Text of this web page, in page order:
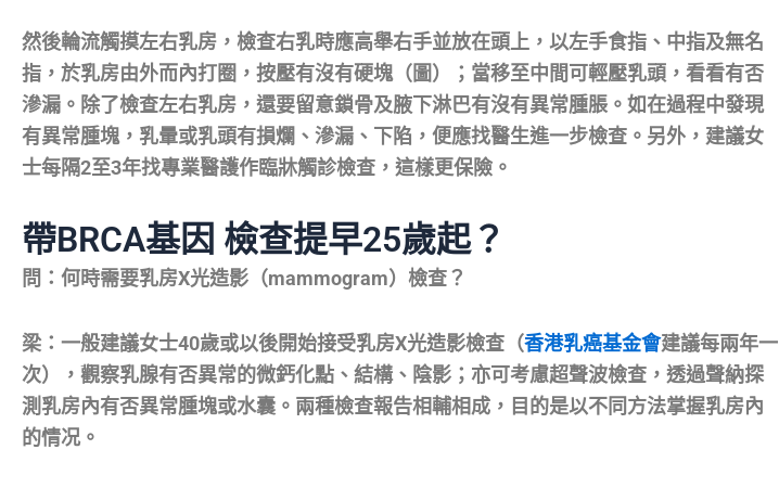
然後輪流觸摸左右乳房，檢查右乳時應高舉右手並放在頭上，以左手食指、中指及無名
指，於乳房由外而內打圈，按壓有沒有硬塊（圖）；當移至中間可輕壓乳頭，看看有否
滲漏。除了檢查左右乳房，還要留意鎖骨及腋下淋巴有沒有異常腫脹。如在過程中發現
有異常腫塊，乳暈或乳頭有損爛、滲漏、下陷，便應找醫生進一步檢查。另外，建議女
士每隔2至3年找專業醫護作臨牀觸診檢查，這樣更保險。
帶BRCA基因 檢查提早25歲起？
問：何時需要乳房X光造影（mammogram）檢查？
梁：一般建議女士40歲或以後開始接受乳房X光造影檢查（香港乳癌基金會建議每兩年一
次），觀察乳腺有否異常的微鈣化點、結構、陰影；亦可考慮超聲波檢查，透過聲納探
測乳房內有否異常腫塊或水囊。兩種檢查報告相輔相成，目的是以不同方法掌握乳房內
的情况。